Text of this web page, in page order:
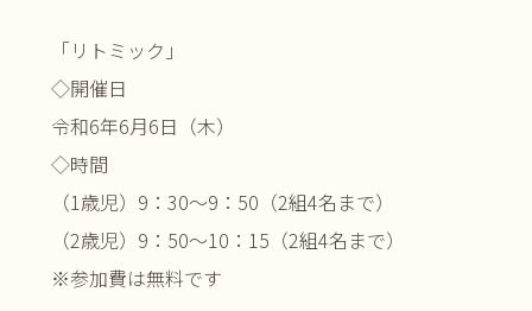
「リトミック」
◇開催日
令和6年6月6日（木）
◇時間
（1歳児）9：30～9：50（2組4名まで）
（2歳児）9：50～10：15（2組4名まで）
※参加費は無料です